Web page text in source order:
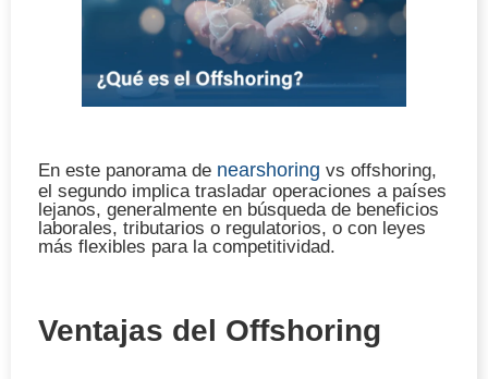
En este panorama de nearshoring vs offshoring,
el segundo implica trasladar operaciones a países
lejanos, generalmente en búsqueda de beneficios
laborales, tributarios o regulatorios, o con leyes
más flexibles para la competitividad.
Ventajas del Offshoring